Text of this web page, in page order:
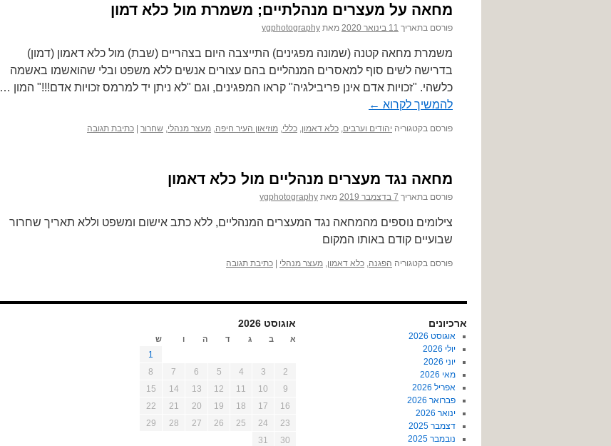
מחאה על מעצרים מנהלתיים; משמרת מול כלא דמון
פורסם בתאריך 11 בינואר 2020 מאת ygphotography
משמרת מחאה קטנה (שמונה מפגינים) התייצבה היום בצהריים (שבת) מול כלא דאמון (דמון)
בדרישה לשים סוף למאסרים המנהליים בהם עצורים אנשים ללא משפט ובלי שהואשמו באשמה
כלשהי. "זכויות אדם אינן פריבילגיה" קראו המפגינים, וגם "לא ניתן יד למרמס זכויות אדם!!!" המון …
להמשיך לקרוא ←
פורסם בקטגוריה יהודים וערבים, כלא דאמון, כללי, מוזיאון העיר חיפה, מעצר מנהלי, שחרור כתיבת תגובה
מחאה נגד מעצרים מנהליים מול כלא דאמון
פורסם בתאריך 7 בדצמבר 2019 מאת ygphotography
צילומים נוספים מהמחאה נגד המעצרים המנהליים, ללא כתב אישום ומשפט וללא תאריך שחרור
שבועיים קודם באותו המקום
פורסם בקטגוריה הפגנה, כלא דאמון, מעצר מנהלי כתיבת תגובה
ארכיונים
אוגוסט 2026
יולי 2026
יוני 2026
מאי 2026
אפריל 2026
פברואר 2026
ינואר 2026
דצמבר 2025
נובמבר 2025
אוגוסט 2026
א ב ג ד ה ו ש
1
2
3
4
5
6
7
8
9
10
11
12
13
14
15
16
17
18
19
20
21
22
23
24
25
26
27
28
29
30
31